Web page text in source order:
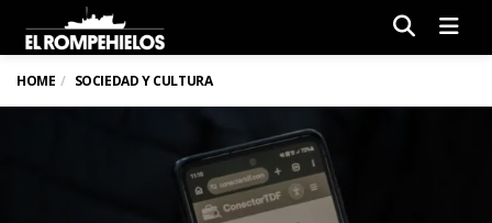
HOME SOCIEDAD Y CULTURA